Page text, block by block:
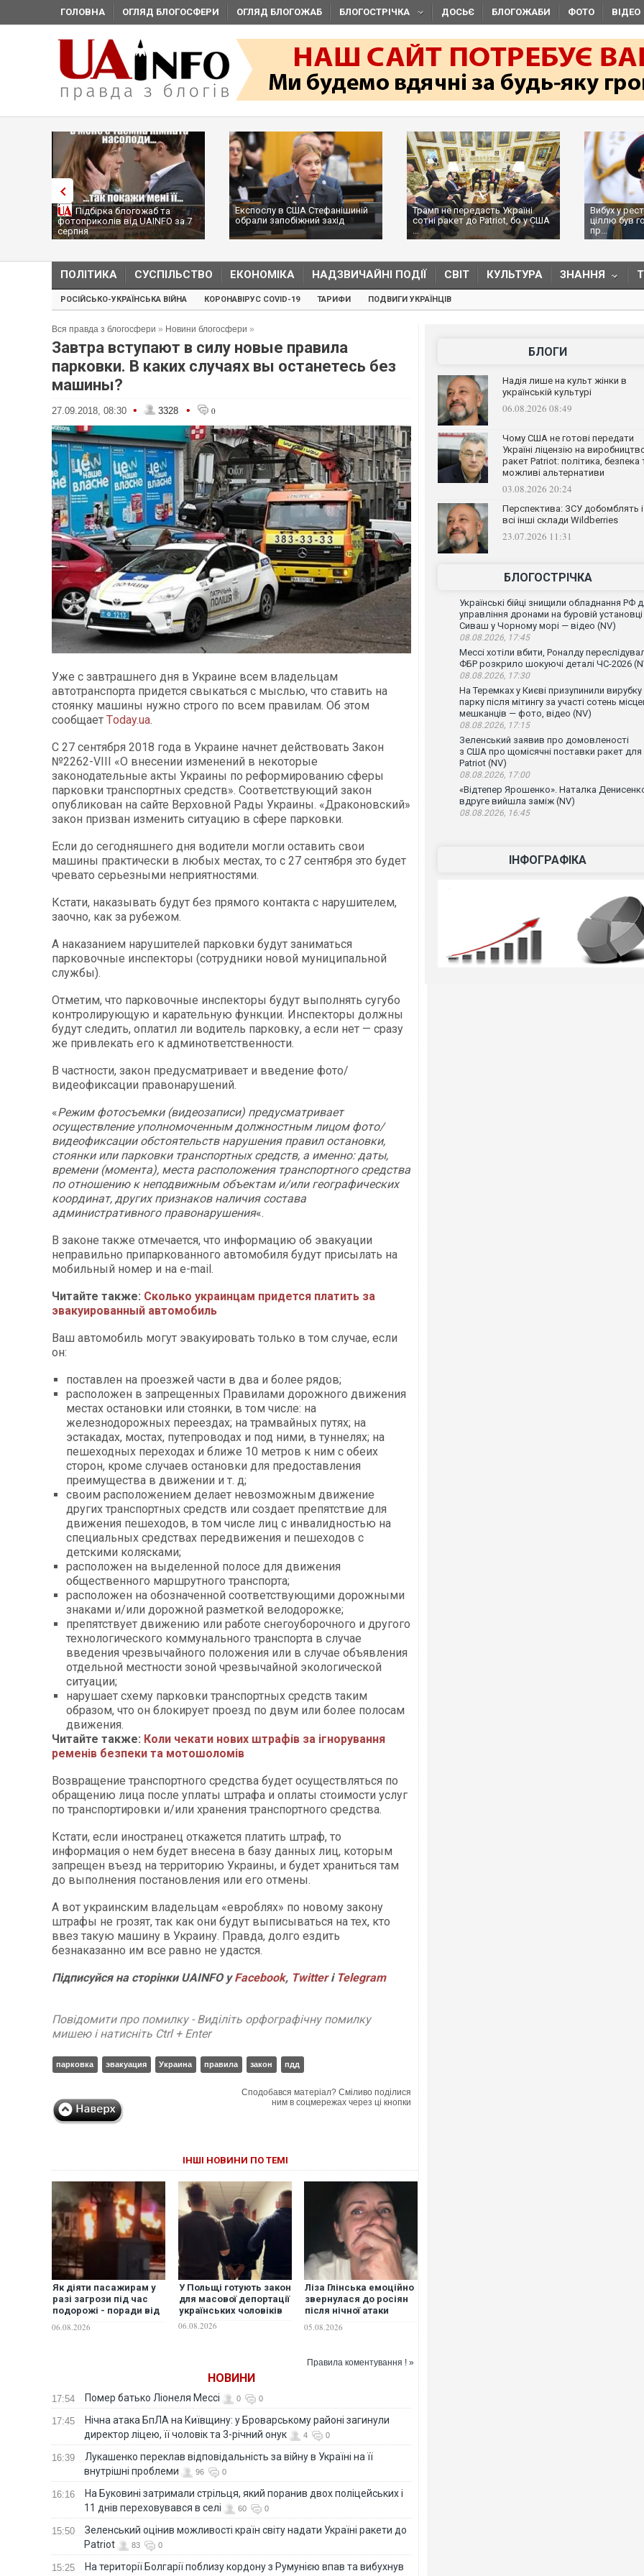
ГОЛОВНА ОГЛЯД БЛОГОСФЕРИ ОГЛЯД БЛОГОЖАБ БЛОГОСТРІЧКА ДОСЬЄ БЛОГОЖАБИ ФОТО ВІДЕО
Підбірка блогожаб та
фотоприколів від UAINFO за 7
серпня
Експослу в США Стефанішиній
обрали запобіжний захід
Трамп не передасть Україні
сотні ракет до Patriot, бо у США
...
Вибух у
ціллю був
пр...
ПОЛІТИКА СУСПІЛЬСТВО ЕКОНОМІКА НАДЗВИЧАЙНІ ПОДІЇ СВІТ КУЛЬТУРА ЗНАННЯ
РОСІЙСЬКО-УКРАЇНСЬКА ВІЙНА КОРОНАВІРУС COVID-19 ТАРИФИ ПОДВИГИ УКРАЇНЦІВ
Вся правда з блогосфери » Новини блогосфери »
Завтра вступают в силу новые правила
парковки. В каких случаях вы останетесь без
машины?
27.09.2018, 08:30 • 3328 • 0
Уже с завтрашнего дня в Украине всем владельцам
автотранспорта придется свыкаться с мыслью, что ставить на
стоянку машины нужно строго по всем правилам. Об этом
сообщает Тoday.ua.
С 27 сентября 2018 года в Украине начнет действовать Закон
№2262-VIII «О внесении изменений в некоторые
законодательные акты Украины по реформированию сферы
парковки транспортных средств». Соответствующий закон
опубликован на сайте Верховной Рады Украины. «Драконовский»
закон призван изменить ситуацию в сфере парковки.
Если до сегодняшнего дня водители могли оставить свои
машины практически в любых местах, то с 27 сентября это будет
чревато серьезными неприятностями.
Кстати, наказывать будут без прямого контакта с нарушителем,
заочно, как за рубежом.
А наказанием нарушителей парковки будут заниматься
парковочные инспекторы (сотрудники новой муниципальной
службы).
Отметим, что парковочные инспекторы будут выполнять сугубо
контролирующую и карательную функции. Инспекторы должны
будут следить, оплатил ли водитель парковку, а если нет — сразу
же привлекать его к админответственности.
В частности, закон предусматривает и введение фото/
видеофиксации правонарушений.
«Режим фотосъемки (видеозаписи) предусматривает
осуществление уполномоченным должностным лицом фото/
видеофиксации обстоятельств нарушения правил остановки,
стоянки или парковки транспортных средств, а именно: даты,
времени (момента), места расположения транспортного средства
по отношению к неподвижным объектам и/или географических
координат, других признаков наличия состава
административного правонарушения«.
В законе также отмечается, что информацию об эвакуации
неправильно припаркованного автомобиля будут присылать на
мобильный номер и на e-mail.
Читайте также: Сколько украинцам придется платить за
эвакуированный автомобиль
Ваш автомобиль могут эвакуировать только в том случае, если
он:
поставлен на проезжей части в два и более рядов;
расположен в запрещенных Правилами дорожного движения
местах остановки или стоянки, в том числе: на
железнодорожных переездах; на трамвайных путях; на
эстакадах, мостах, путепроводах и под ними, в туннелях; на
пешеходных переходах и ближе 10 метров к ним с обеих
сторон, кроме случаев остановки для предоставления
преимущества в движении и т. д;
своим расположением делает невозможным движение
других транспортных средств или создает препятствие для
движения пешеходов, в том числе лиц с инвалидностью на
специальных средствах передвижения и пешеходов с
детскими колясками;
расположен на выделенной полосе для движения
общественного маршрутного транспорта;
расположен на обозначенной соответствующими дорожными
знаками и/или дорожной разметкой велодорожке;
препятствует движению или работе снегоуборочного и другого
технологического коммунального транспорта в случае
введения чрезвычайного положения или в случае объявления
отдельной местности зоной чрезвычайной экологической
ситуации;
нарушает схему парковки транспортных средств таким
образом, что он блокирует проезд по двум или более полосам
движения.
Читайте также: Коли чекати нових штрафів за ігнорування
ременів безпеки та мотошоломів
Возвращение транспортного средства будет осуществляться по
обращению лица после уплаты штрафа и оплаты стоимости услуг
по транспортировки и/или хранения транспортного средства.
Кстати, если иностранец откажется платить штраф, то
информация о нем будет внесена в базу данных лиц, которым
запрещен въезд на территорию Украины, и будет храниться там
до выполнения постановления или его отмены.
А вот украинским владельцам «евроблях» по новому закону
штрафы не грозят, так как они будут выписываться на тех, кто
ввез такую машину в Украину. Правда, долго ездить
безнаказанно им все равно не удастся.
Підписуйся на сторінки UAINFO уFacebook, Twitter і Telegram
Повідомити про помилку - Виділіть орфографічну помилку
мишею і натисніть Ctrl + Enter
парковка эвакуация Украина правила закон пдд
Сподобався матеріал? Сміливо поділися
ним в соцмережах через ці кнопки
ІНШІ НОВИНИ ПО ТЕМІ
Як діяти пасажирам у
разі загрози під час
подорожі - поради від
06.08.2026
У Польщі готують закон
для масової депортації
українських чоловіків
06.08.2026
Ліза Глінська емоційно
звернулася до росіян
після нічної атаки
вас усім своїм єством.
05.08.2026
Правила коментування ! »
НОВИНИ
17:54 Помер батько Ліонеля Мессі 0 0
17:45
Нічна атака БпЛА на Київщину: у Броварському районі загинули
директор ліцею, її чоловік та 3-річний онук
4 0
16:39
Лукашенко переклав відповідальність за війну в Україні на її
внутрішні проблеми
96 0
16:16
На Буковині затримали стрільця, який поранив двох поліцейських і
11 днів переховувався в селі
60 0
15:50
Зеленський оцінив можливості країн світу надати Україні ракети до
Patriot
83 0
15:25
На території Болгарії поблизу кордону з Румунією впав та вибухнув
БЛОГИ
Надія лише на культ жінки в
українській культурі
06.08.2026 08:49
Чому США не готові передати
Україні ліцензію на
ракет Patriot: політика, безпека
можливі альтернативи
03.08.2026 20:24
Перспектива: ЗСУ добомблять і
всі інші склади Wildberries
23.07.2026 11:31
БЛОГОСТРІЧКА
Українські бійці знищили обладнання РФ
управління дронами на буровій установці
Сиваш у Чорному морі — відео (NV)
08.08.2026, 17:45
Мессі хотіли вбити, Роналду
ФБР розкрило шокуючі деталі ЧС-2026
08.08.2026, 17:30
На Теремках у Києві призупинили вирубку
парку після мітингу за участі сотень
мешканців — фото, відео (NV)
08.08.2026, 17:15
Зеленський заявив про домовленості
з США про щомісячні поставки ракет для
Patriot (NV)
08.08.2026, 17:00
«Відтепер Ярошенко». Наталка
вдруге вийшла заміж (NV)
08.08.2026, 16:45
ІНФОГРАФІКА